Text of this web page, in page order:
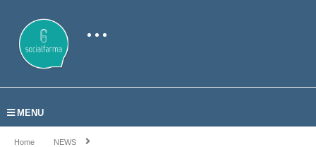
MENU
Home
NEWS